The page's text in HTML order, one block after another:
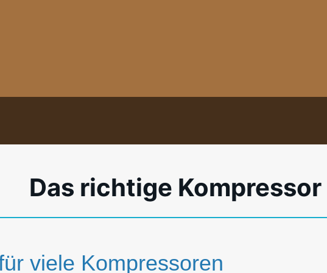
Das richtige Kompressor
viele Kompressoren